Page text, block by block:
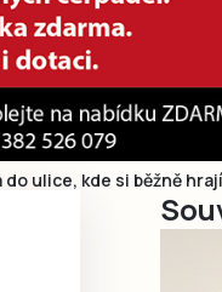
Ještě nemám
ulice, kde si běžně